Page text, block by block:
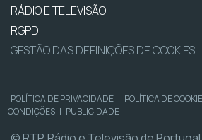
RÁDIO E TELEVISÃO
RGPD
GESTÃO DAS DEFINIÇÕES DE COOKIES
POLÍTICA DE PRIVACIDADE | POLÍTICA DE
CONDIÇÕES | PUBLICIDADE